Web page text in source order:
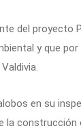
del proyecto
y que
en su
construcción